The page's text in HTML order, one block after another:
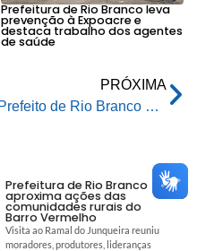
Prefeitura de Rio Branco leva
prevenção à Expoacre e
destaca trabalho dos agentes
de saúde
PRÓXIMA
Prefeito de Rio Branco participa da 1ª Jornada de Integração Regional e Interiorização do Desenvolvimento
Prefeitura de Rio Branco
aproxima ações das
comunidades rurais do
Barro Vermelho
Visita ao Ramal do Junqueira reuniu
moradores, produtores, lideranças